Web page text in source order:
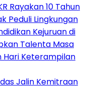
Rayakan 10 Tahun
Peduli Lingkungan
Kejuruan di
Talenta Masa
Hari Keterampilan
Jalin Kemitraan